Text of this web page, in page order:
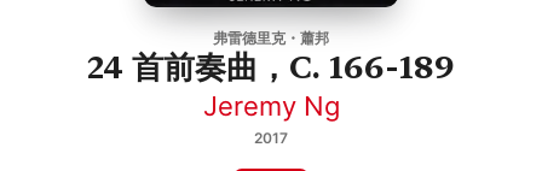
弗雷德里克・蕭邦
24 首前奏曲，C. 166-189
Jeremy Ng
2017